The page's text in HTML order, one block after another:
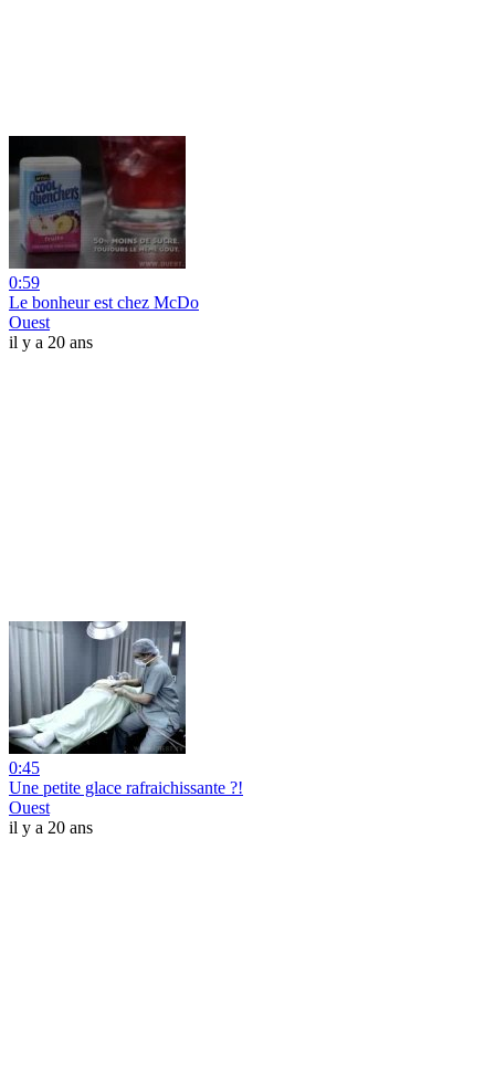
0:59
Le bonheur est chez McDo
Ouest
il y a 20 ans
0:45
Une petite glace rafraichissante ?!
Ouest
il y a 20 ans